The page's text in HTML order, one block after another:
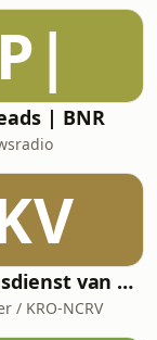
P|
| BNR
Keuringsdienst van Waarde
/ KRO-NCRV